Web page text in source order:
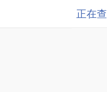
正在